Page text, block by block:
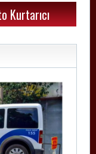
Kurtarıcı